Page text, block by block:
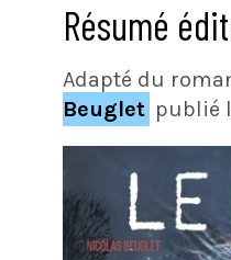
Résumé
Adapté du
Beuglet publié